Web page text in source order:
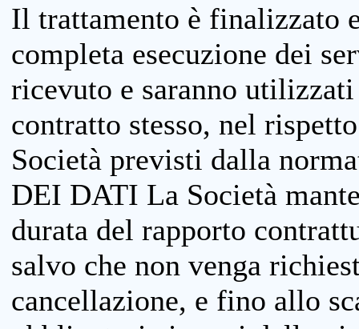
Il trattamento è finalizzato
completa esecuzione dei
ricevuto e saranno
contratto stesso, nel
Società previsti dalla
DEI DATI La Società
durata del rapporto
salvo che non venga
cancellazione, e fino allo